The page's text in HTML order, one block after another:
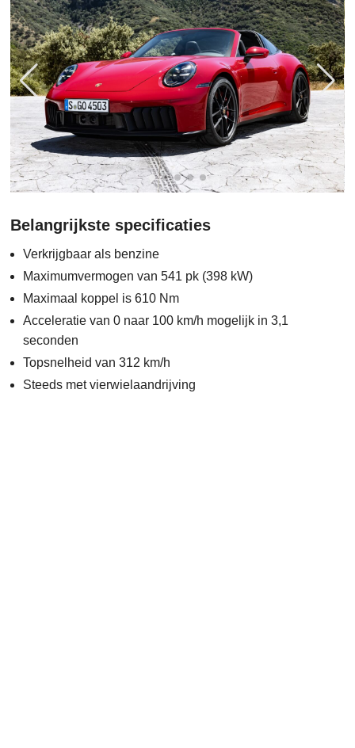
Belangrijkste specificaties
Verkrijgbaar als benzine
Maximumvermogen van 541 pk (398 kW)
Maximaal koppel is 610 Nm
Acceleratie van 0 naar 100 km/h mogelijk in 3,1
seconden
Topsnelheid van 312 km/h
Steeds met vierwielaandrijving